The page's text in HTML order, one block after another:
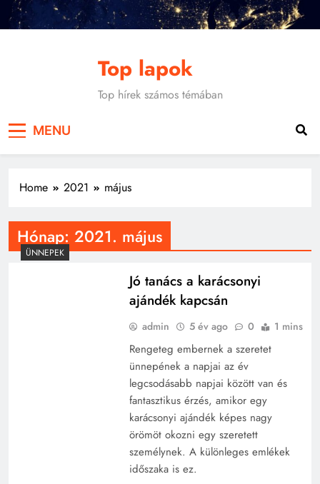
Skip
Top lapok
Top hírek számos témában
MENU
Home 2021 május
Hónap: 2021. május
ÜNNEPEK
Jó tanács a karácsonyi
ajándék kapcsán
admin 5 év ago 0 1 mins
Rengeteg embernek a szeretet
ünnepének a napjai az év
legcsodásabb napjai között van és
fantasztikus érzés, amikor egy
karácsonyi ajándék képes nagy
örömöt okozni egy szeretett
személynek. A különleges emlékek
időszaka is ez.